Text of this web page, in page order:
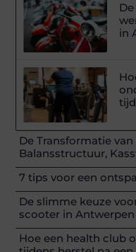
in
De Transformatie
Balansstructuur,
7 tips voor een
De slimme keuze
scooter in Antwerpen
Hoe een health club